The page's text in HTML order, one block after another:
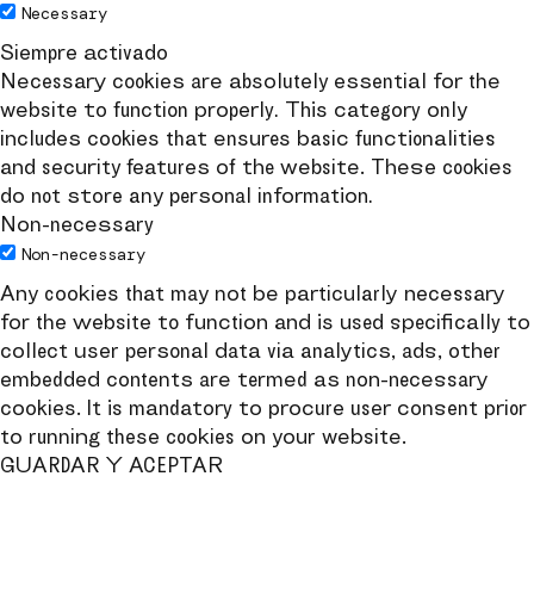
Necessary
Siempre activado
Necessary cookies are absolutely essential for the
website to function properly. This category only
includes cookies that ensures basic functionalities
and security features of the website. These cookies
do not store any personal information.
Non-necessary
Non-necessary
Any cookies that may not be particularly necessary
for the website to function and is used specifically to
collect user personal data via analytics, ads, other
embedded contents are termed as non-necessary
cookies. It is mandatory to procure user consent prior
to running these cookies on your website.
GUARDAR Y ACEPTAR